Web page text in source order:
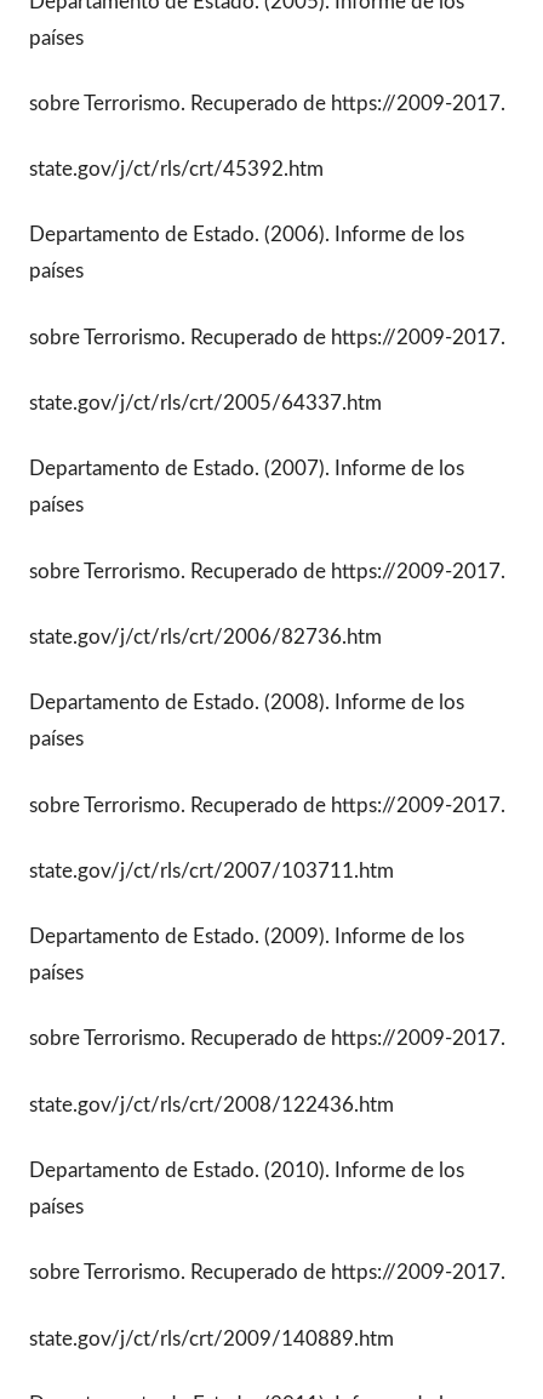
países
sobre Terrorismo. Recuperado de https://2009-2017.
state.gov/j/ct/rls/crt/45392.htm
Departamento de Estado. (2006). Informe de los
países
sobre Terrorismo. Recuperado de https://2009-2017.
state.gov/j/ct/rls/crt/2005/64337.htm
Departamento de Estado. (2007). Informe de los
países
sobre Terrorismo. Recuperado de https://2009-2017.
state.gov/j/ct/rls/crt/2006/82736.htm
Departamento de Estado. (2008). Informe de los
países
sobre Terrorismo. Recuperado de https://2009-2017.
state.gov/j/ct/rls/crt/2007/103711.htm
Departamento de Estado. (2009). Informe de los
países
sobre Terrorismo. Recuperado de https://2009-2017.
state.gov/j/ct/rls/crt/2008/122436.htm
Departamento de Estado. (2010). Informe de los
países
sobre Terrorismo. Recuperado de https://2009-2017.
state.gov/j/ct/rls/crt/2009/140889.htm